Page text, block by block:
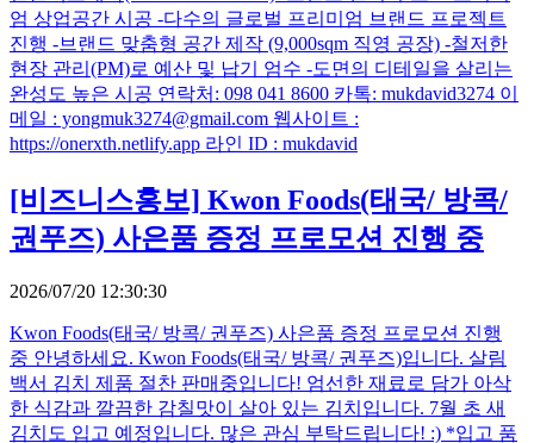
엄 상업공간 시공 -다수의 글로벌 프리미엄 브랜드 프로젝트
진행 -브랜드 맞춤형 공간 제작 (9,000sqm 직영 공장) -철저한
현장 관리(PM)로 예산 및 납기 엄수 -도면의 디테일을 살리는
완성도 높은 시공 연락처: 098 041 8600 카톡: mukdavid3274 이
메일 : yongmuk3274@gmail.com 웹사이트 :
https://onerxth.netlify.app 라인 ID : mukdavid
[비즈니스홍보] Kwon Foods(태국/ 방콕/
권푸즈) 사은품 증정 프로모션 진행 중
2026/07/20 12:30:30
Kwon Foods(태국/ 방콕/ 권푸즈) 사은품 증정 프로모션 진행
중 안녕하세요. Kwon Foods(태국/ 방콕/ 권푸즈)입니다. 살림
백서 김치 제품 절찬 판매중입니다! 엄선한 재료로 담가 아삭
한 식감과 깔끔한 감칠맛이 살아 있는 김치입니다. 7월 초 새
김치도 입고 예정입니다. 많은 관심 부탁드립니다! :) *입고 품